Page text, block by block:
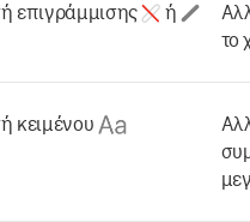
επιγράμμισης ή
το
κειμένου